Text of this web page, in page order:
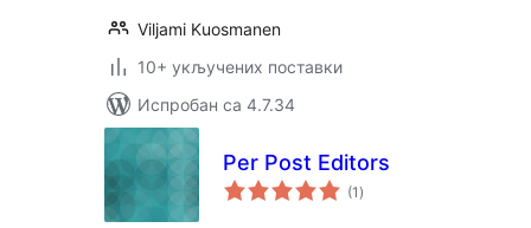
Viljami Kuosmanen
10+ укључених поставки
Испробан са 4.7.34
Per Post Editors
(1 укупних
оцена
)